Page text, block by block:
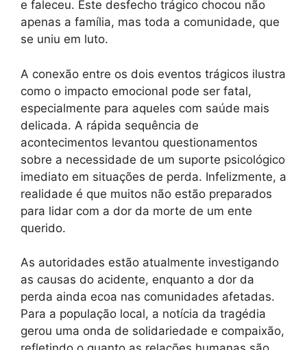
e faleceu. Este desfecho trágico chocou não
apenas a família, mas toda a comunidade, que
se uniu em luto.
A conexão entre os dois eventos trágicos ilustra
como o impacto emocional pode ser fatal,
especialmente para aqueles com saúde mais
delicada. A rápida sequência de
acontecimentos levantou questionamentos
sobre a necessidade de um suporte psicológico
imediato em situações de perda. Infelizmente, a
realidade é que muitos não estão preparados
para lidar com a dor da morte de um ente
querido.
As autoridades estão atualmente investigando
as causas do acidente, enquanto a dor da
perda ainda ecoa nas comunidades afetadas.
Para a população local, a notícia da tragédia
gerou uma onda de solidariedade e compaixão,